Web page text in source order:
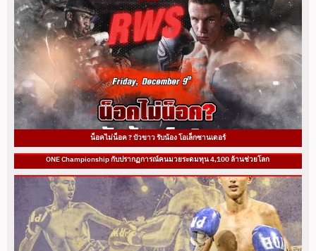
น็อคไม่น็อค ? บัวขาว รับน้อง โอเล็กซานเดอร์
ONE Championship กับปรากฏการณ์คนมวยระดมทุน 4,100 ล้านช่วยโลก